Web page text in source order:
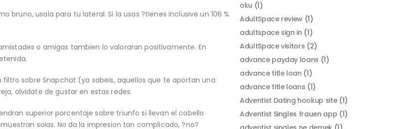
bruno, usala para tu lateral. Si la usas ?tienes inclusive un 106 %
o amigas tambien lo valoraran positivamente. En
filtro sobre Snapchat (ya sabeis, aquellos que te aportan una
olvidate de gustar en estas redes.
superior porcentaje sobre triunfo si llevan el cabello
solas. No da la impresion tan complicado, ?no?
oku (1)
AdultSpace review (1)
adultspace sign in (1)
AdultSpace visitors (2)
advance payday loans (1)
advance title loan (1)
advance title loans (1)
Adventist Dating hookup site(1)
Adventist Singles frauen app (1)